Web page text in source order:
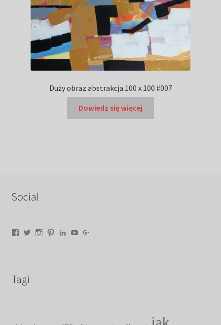
Duży obraz abstrakcja 100 x 100 #007
Dowiedz się więcej
Social
Facebook
TwitterInstagram
PinterestLinkedIn
YouTube
Tagi